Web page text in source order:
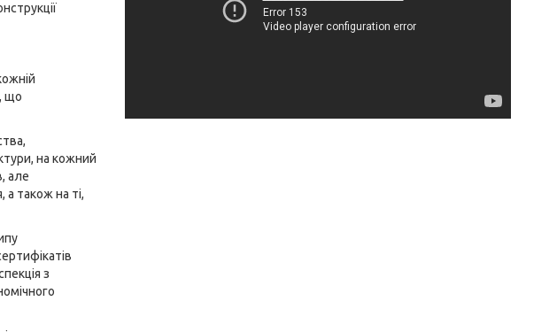
що
на кожний
але
також на ті,
з